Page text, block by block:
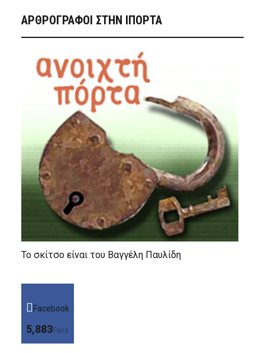
ΑΡΘΡΟΓΡΑΦΟΙ ΣΤΗΝ IΠΟΡΤΑ
Το σκίτσο είναι του Βαγγέλη Παυλίδη
Facebook
5,883Fans